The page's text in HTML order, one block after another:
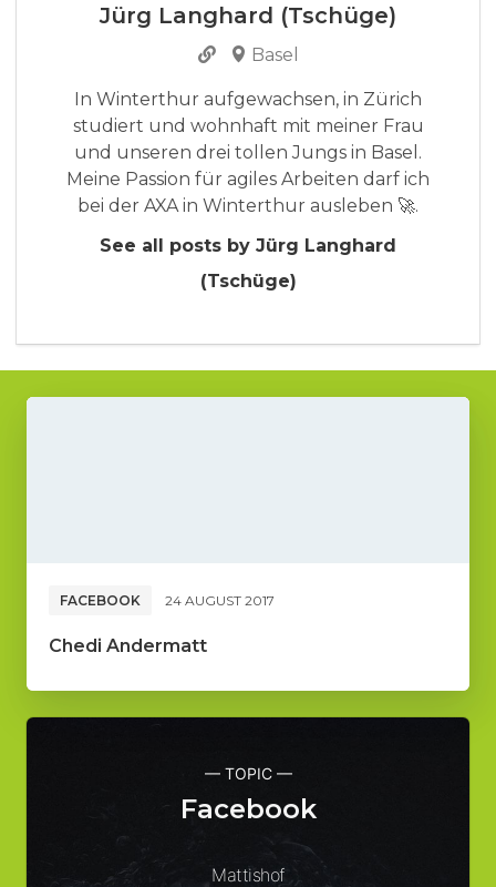
Jürg Langhard (Tschüge)
Basel
In Winterthur aufgewachsen, in Zürich
studiert und wohnhaft mit meiner Frau
und unseren drei tollen Jungs in Basel.
Meine Passion für agiles Arbeiten darf ich
bei der AXA in Winterthur ausleben 🚀.
See all posts by Jürg Langhard
(Tschüge)
FACEBOOK 24 AUGUST 2017
Chedi Andermatt
— TOPIC —
Facebook
Mattishof